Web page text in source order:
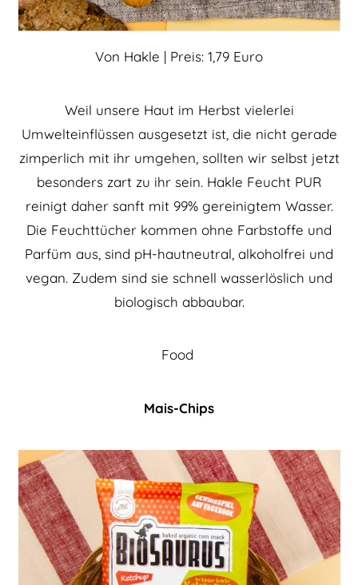
Von Hakle | Preis: 1,79 Euro
Weil unsere Haut im Herbst vielerlei
Umwelteinflüssen ausgesetzt ist, die nicht gerade
zimperlich mit ihr umgehen, sollten wir selbst jetzt
besonders zart zu ihr sein. Hakle Feucht PUR
reinigt daher sanft mit 99% gereinigtem Wasser.
Die Feuchttücher kommen ohne Farbstoffe und
Parfüm aus, sind pH-hautneutral, alkoholfrei und
vegan. Zudem sind sie schnell wasserlöslich und
biologisch abbaubar.
Food
Mais-Chips